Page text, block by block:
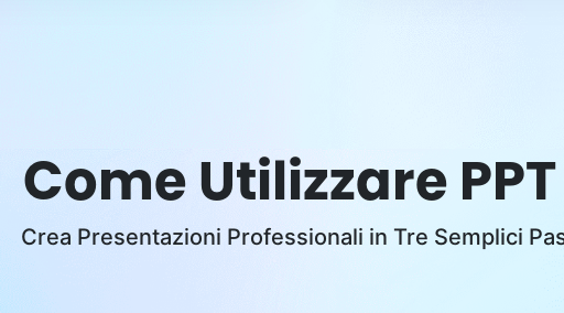
Come Utilizzare PPT
Crea Presentazioni Professionali in Tre Semplici